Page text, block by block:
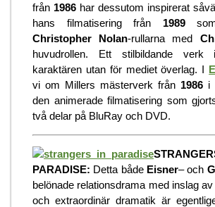
från 1986 har dessutom inspirerat
hans filmatisering från 1989
Christopher Nolan-rullarna med
huvudrollen. Ett stilbildande
karaktären utan för mediet överlag. I
vi om Millers mästerverk från 1986 i
den animerade filmatisering som
två delar på BluRay och DVD.
PARADISE: Detta både Eisner– och
belönade relationsdrama med inslag
och extraordinär dramatik är